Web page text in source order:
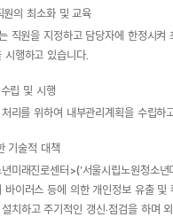
원의 최소화 및 교육
직원을 지정하고 담당자에 한정시켜
시행하고 있습니다.
립 및 시행
리를 위하여 내부관리계획을 수립하
기술적 대책
미래진로센터>('서울시립노원청소
바이러스 등에 의한 개인정보 유출 및
치하고 주기적인 갱신·점검을 하며